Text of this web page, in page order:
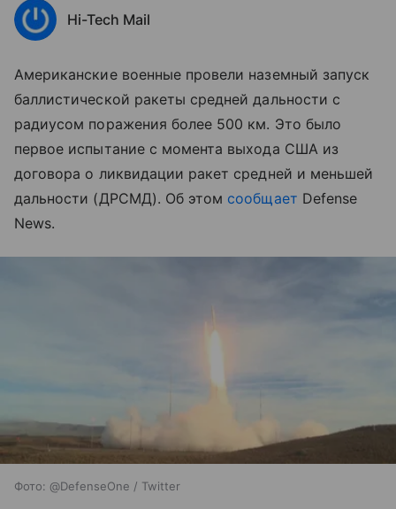
Hi-Tech Mail
Американские военные провели наземный запуск
баллистической ракеты средней дальности с
радиусом поражения более 500 км. Это было
первое испытание с момента выхода США из
договора о ликвидации ракет средней и меньшей
дальности (ДРСМД). Об этом сообщает Defense
News.
Фото: @DefenseOne / Twitter